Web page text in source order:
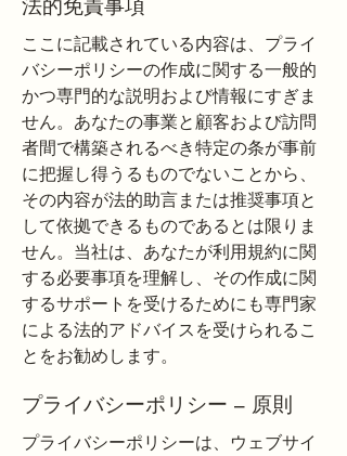
法的免責事項
ここに記載されている内容は、プライ
バシーポリシーの作成に関する一般的
かつ専門的な説明および情報にすぎま
せん。あなたの事業と顧客および訪問
者間で構築されるべき特定の条が事前
に把握し得うるものでないことから、
その内容が法的助言または推奨事項と
して依拠できるものであるとは限りま
せん。当社は、あなたが利用規約に関
する必要事項を理解し、その作成に関
するサポートを受けるためにも専門家
による法的アドバイスを受けられるこ
とをお勧めします。
プライバシーポリシー – 原則
プライバシーポリシーは、ウェブサイ